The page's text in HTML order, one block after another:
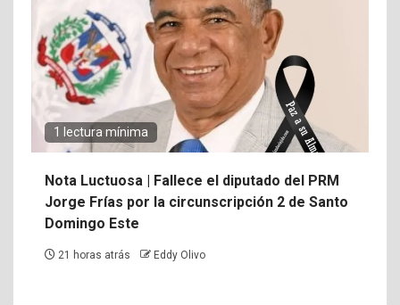
1 lectura mínima
Nota Luctuosa | Fallece el diputado del PRM
Jorge Frías por la circunscripción 2 de Santo
Domingo Este
21 horas atrás Eddy Olivo